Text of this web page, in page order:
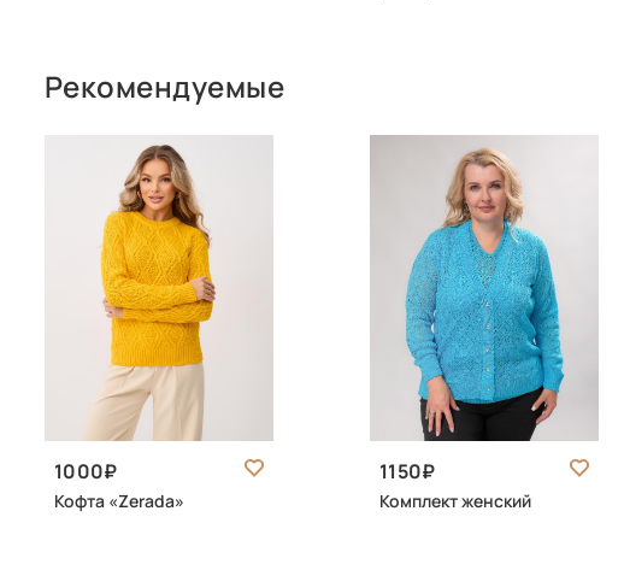
Рекомендуемые
1000
Кофта «Zerada»
1150
Комплект женский